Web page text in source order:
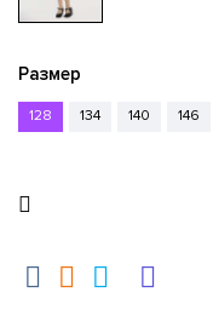
Размер
128 134 140 146